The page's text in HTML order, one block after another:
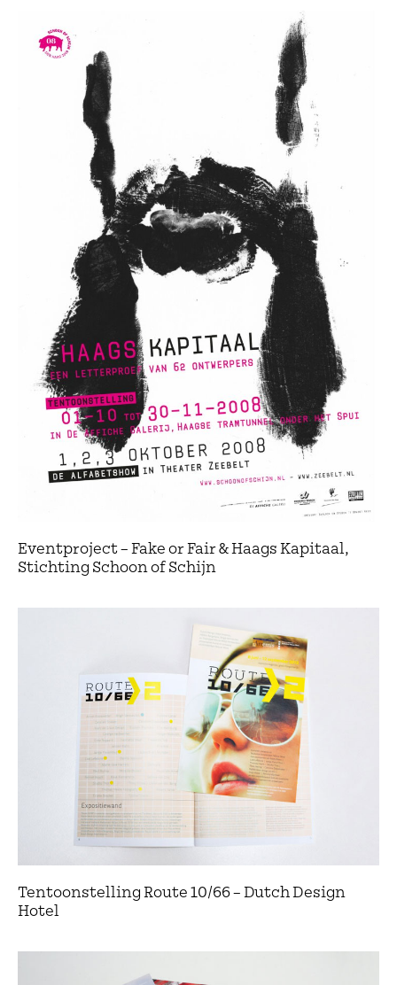
Eventproject – Fake or Fair & Haags Kapitaal,
Stichting Schoon of Schijn
Tentoonstelling Route 10/66 – Dutch Design
Hotel